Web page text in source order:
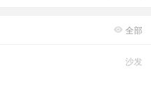
 全部
沙发